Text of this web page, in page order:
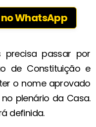
WhatsApp
precisa passar por
de Constituição e
o nome aprovado
plenário da Casa.
definida.